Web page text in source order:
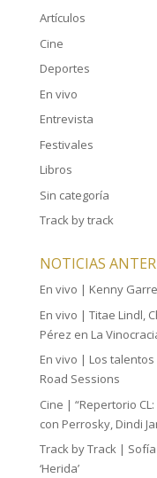
Artículos
Cine
Deportes
En vivo
Entrevista
Festivales
Libros
Sin categoría
Track by track
NOTICIAS
En vivo | Kenny
En vivo | Titae Lindl,
Pérez en La
En vivo | Los
Road Sessions
Cine | “Repertorio
con Perrosky, Dindi
Track by Track |
‘Herida’